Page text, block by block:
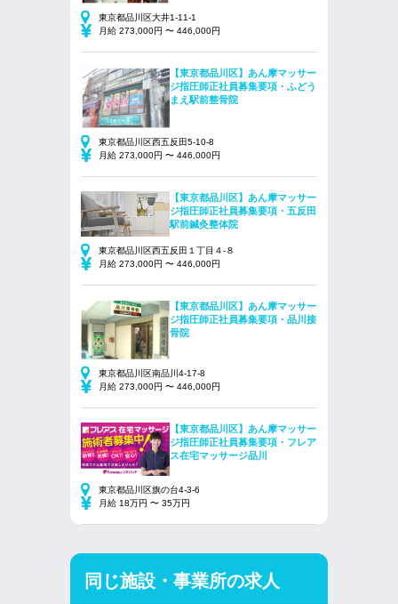
東京都品川区大井1-11-1
月給 273,000円 〜 446,000円
【東京都品川区】あん摩マッサー
ジ指圧師正社員募集要項・ふどう
まえ駅前整骨院
東京都品川区西五反田5-10-8
月給 273,000円 〜 446,000円
【東京都品川区】あん摩マッサー
ジ指圧師正社員募集要項・五反田
駅前鍼灸整体院
東京都品川区西五反田１丁目４-８
月給 273,000円 〜 446,000円
【東京都品川区】あん摩マッサー
ジ指圧師正社員募集要項・品川接
骨院
東京都品川区南品川4-17-8
月給 273,000円 〜 446,000円
【東京都品川区】あん摩マッサー
ジ指圧師正社員募集要項・フレア
ス在宅マッサージ品川
東京都品川区旗の台4-3-6
月給 18万円 〜 35万円
同じ施設・事業所の求人